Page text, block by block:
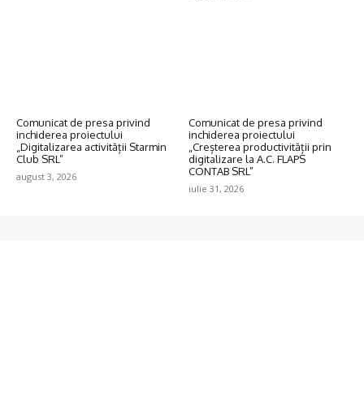
Comunicat de presa privind
inchiderea proiectului
„Digitalizarea activității Starmin
Club SRL”
august 3, 2026
Comunicat de presa privind
inchiderea proiectului
„Creșterea productivității prin
digitalizare la A.C. FLAPS
CONTAB SRL”
iulie 31, 2026